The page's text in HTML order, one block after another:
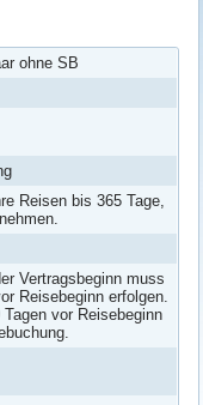
ohne SB
Reisen bis 365 Tage,
Vertragsbeginn muss
Reisebeginn erfolgen.
vor Reisebeginn